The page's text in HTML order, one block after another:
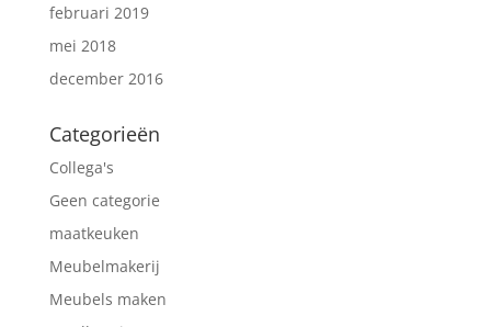
februari 2019
mei 2018
december 2016
Categorieën
Collega's
Geen categorie
maatkeuken
Meubelmakerij
Meubels maken